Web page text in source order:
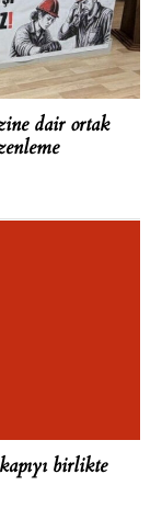
dair ortak
birlikte